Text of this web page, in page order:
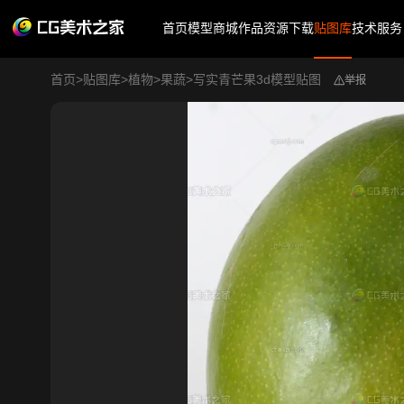
首页模型商城作品资源下载贴图库技术服务
首页>贴图库>植物>果蔬>写实青芒果3d模型贴图 举报